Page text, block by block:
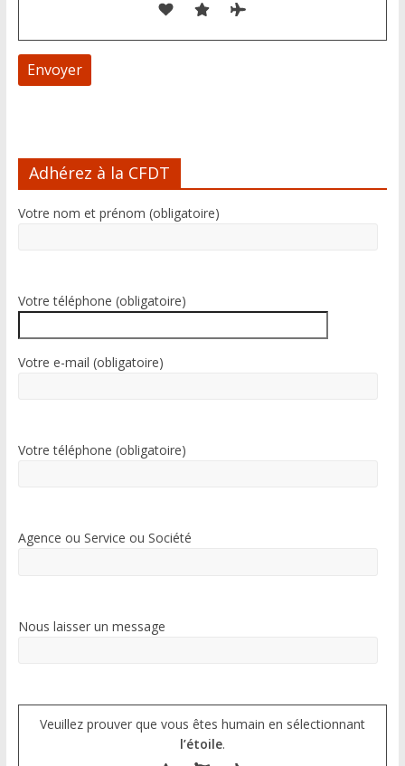
l
e
r
i
v
e
:
Adhérez à la CFDT
Votre nom et prénom (obligatoire)
Votre téléphone (obligatoire)
Votre e-mail (obligatoire)
Votre téléphone (obligatoire)
Agence ou Service ou Société
Nous laisser un message
Veuillez prouver que vous êtes humain en sélectionnant
l’étoile.